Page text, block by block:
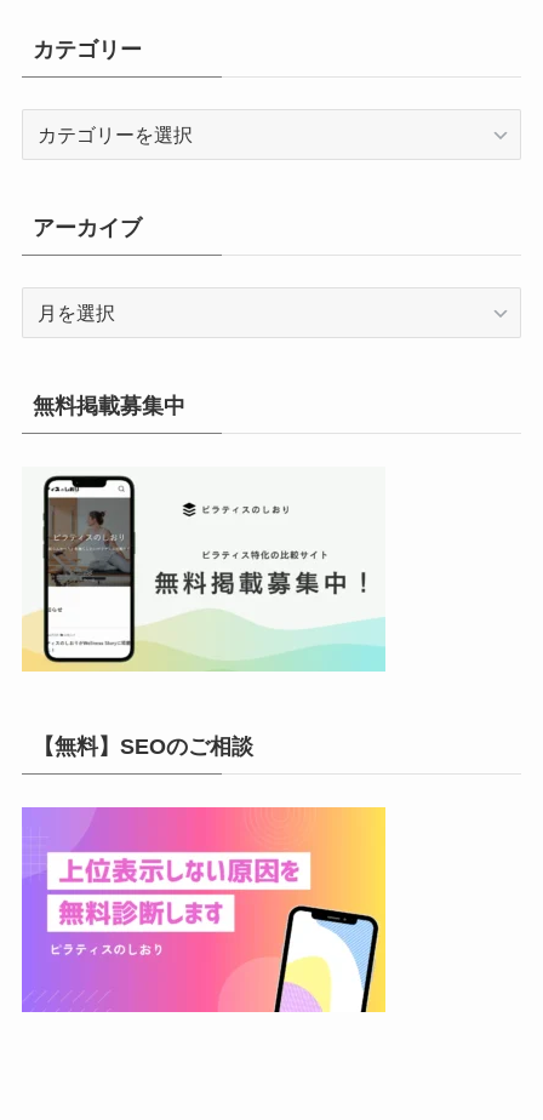
カテゴリー
ー
アーカイブ
イ
ブ
無料掲載募集中
【無料】SEOのご相談